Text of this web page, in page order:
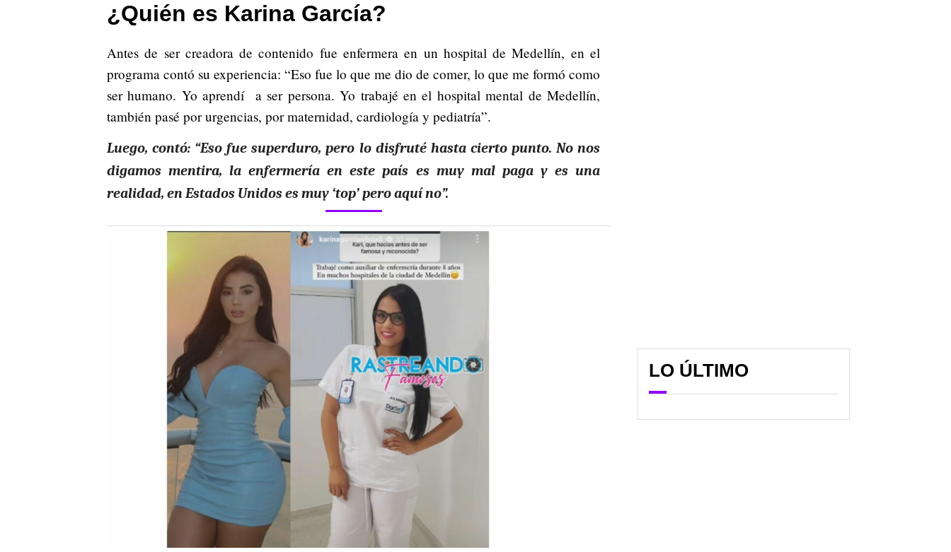
¿Quién es Karina García?
Antes de ser creadora de contenido fue enfermera en un hospital de Medellín, en el
programa contó su experiencia: “Eso fue lo que me dio de comer, lo que me formó como
ser humano. Yo aprendí a ser persona. Yo trabajé en el hospital mental de Medellín,
también pasé por urgencias, por maternidad, cardiología y pediatría”.
Luego, contó: “Eso fue superduro, pero lo disfruté hasta cierto punto. No nos
digamos mentira, la enfermería en este país es muy mal paga y es una
realidad, en Estados Unidos es muy ‘top’ pero aquí no”.
LO ÚLTIMO